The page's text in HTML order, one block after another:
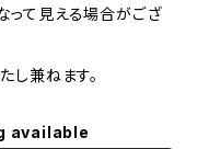
って見える場合がござ
し兼ねます。
available